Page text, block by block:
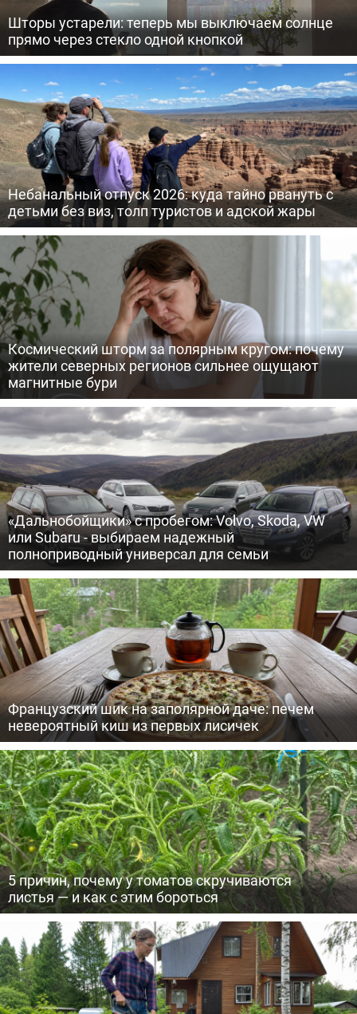
Шторы устарели: теперь мы выключаем солнце
прямо через стекло одной кнопкой
Небанальный отпуск 2026: куда тайно рвануть с
детьми без виз, толп туристов и адской жары
Космический шторм за полярным кругом: почему
жители северных регионов сильнее ощущают
магнитные бури
«Дальнобойщики» с пробегом: Volvo, Skoda, VW
или Subaru - выбираем надежный
полноприводный универсал для семьи
Французский шик на заполярной даче: печем
невероятный киш из первых лисичек
5 причин, почему у томатов скручиваются
листья — и как с этим бороться